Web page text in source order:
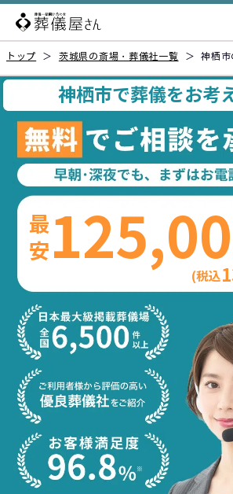
トップ ＞ 茨城県の斎場・葬儀社一覧 ＞ 神栖
神栖市で葬儀をお考
最安
(税込